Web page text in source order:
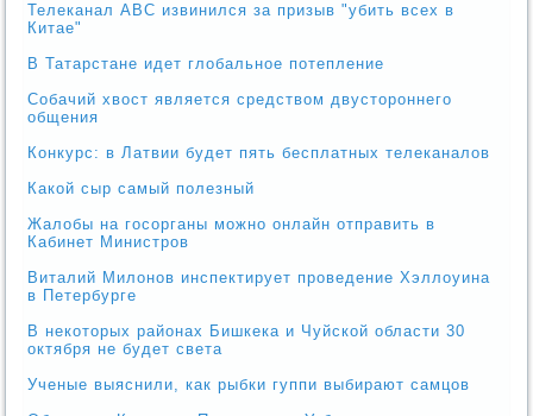
Телеканал ABC извинился за призыв "убить всех в
Китае"
В Татарстане идет глобальное потепление
Собачий хвост является средством двустороннего
общения
Конкурс: в Латвии будет пять бесплатных телеканалов
Какой сыр самый полезный
Жалобы на госорганы можно онлайн отправить в
Кабинет Министров
Виталий Милонов инспектирует проведение Хэллоуина
в Петербурге
В некоторых районах Бишкека и Чуйской области 30
октября не будет света
Ученые выяснили, как рыбки гуппи выбирают самцов